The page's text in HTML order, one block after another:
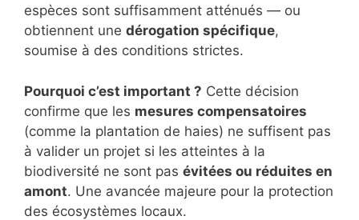
espèces sont suffisamment atténués — ou
obtiennent une dérogation spécifique,
soumise à des conditions strictes.
Pourquoi c’est important ? Cette décision
confirme que les mesures compensatoires
(comme la plantation de haies) ne suffisent pas
à valider un projet si les atteintes à la
biodiversité ne sont pas évitées ou réduites en
amont. Une avancée majeure pour la protection
des écosystèmes locaux.